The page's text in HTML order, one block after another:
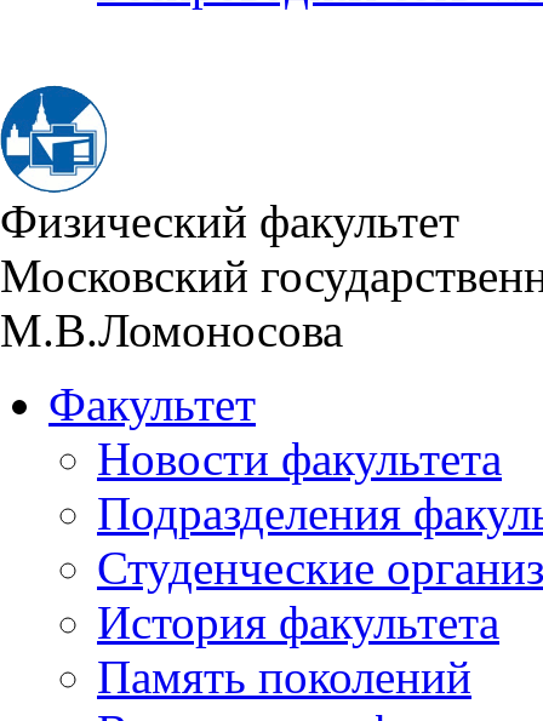
Физический факультет
Московский
М.В.Ломоносова
Факультет
Новости факультета
Подразделения
Студенческие
История факультета
Память поколений